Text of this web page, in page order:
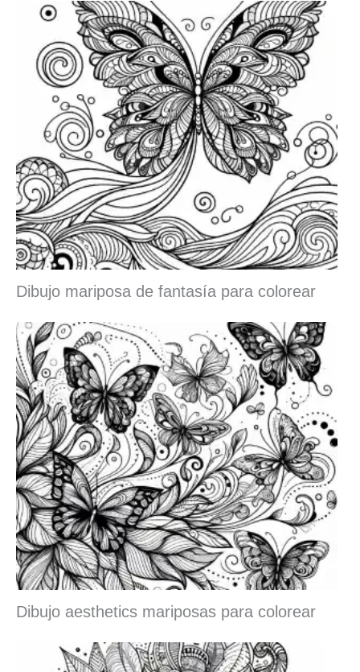
Dibujo mariposa de fantasía para colorear
Dibujo aesthetics mariposas para colorear